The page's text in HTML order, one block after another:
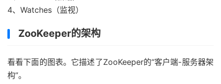
4、Watches（监视）
ZooKeeper的架构
看看下面的图表。它描述了ZooKeeper的“客户端-服务器架
构”。